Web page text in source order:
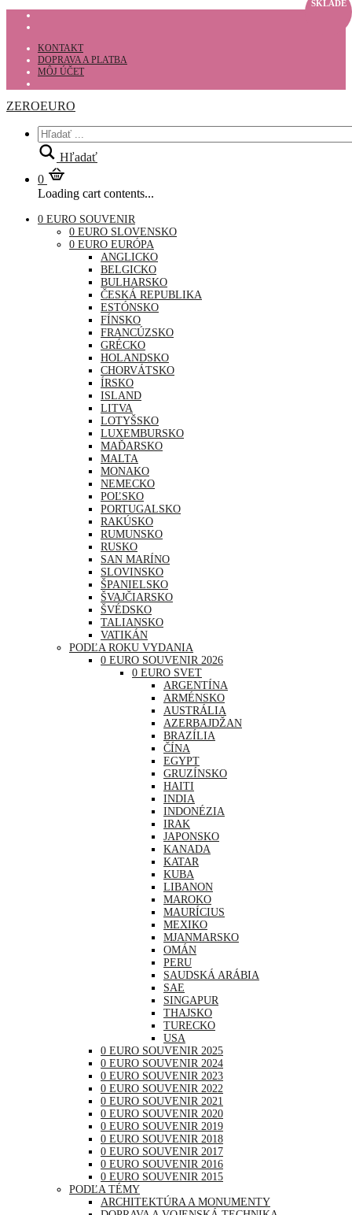
KONTAKT
DOPRAVA A PLATBA
MÔJ ÚČET
ZEROEURO
Hľadať
0
Loading cart contents...
0 EURO SOUVENIR
0 EURO SLOVENSKO
0 EURO EURÓPA
ANGLICKO
BELGICKO
BULHARSKO
ČESKÁ REPUBLIKA
ESTÓNSKO
FÍNSKO
FRANCÚZSKO
GRÉCKO
HOLANDSKO
CHORVÁTSKO
ÍRSKO
ISLAND
LITVA
LOTYŠSKO
LUXEMBURSKO
MAĎARSKO
MALTA
MONAKO
NEMECKO
POĽSKO
PORTUGALSKO
RAKÚSKO
RUMUNSKO
RUSKO
SAN MARÍNO
SLOVINSKO
ŠPANIELSKO
ŠVAJČIARSKO
ŠVÉDSKO
TALIANSKO
VATIKÁN
PODĽA ROKU VYDANIA
0 EURO SOUVENIR 2026
0 EURO SVET
ARGENTÍNA
ARMÉNSKO
AUSTRÁLIA
AZERBAJDŽAN
BRAZÍLIA
ČÍNA
EGYPT
GRUZÍNSKO
HAITI
INDIA
INDONÉZIA
IRAK
JAPONSKO
KANADA
KATAR
KUBA
LIBANON
MAROKO
MAURÍCIUS
MEXIKO
MJANMARSKO
OMÁN
PERU
SAUDSKÁ ARÁBIA
SAE
SINGAPUR
THAJSKO
TURECKO
USA
0 EURO SOUVENIR 2025
0 EURO SOUVENIR 2024
0 EURO SOUVENIR 2023
0 EURO SOUVENIR 2022
0 EURO SOUVENIR 2021
0 EURO SOUVENIR 2020
0 EURO SOUVENIR 2019
0 EURO SOUVENIR 2018
0 EURO SOUVENIR 2017
0 EURO SOUVENIR 2016
0 EURO SOUVENIR 2015
PODĽA TÉMY
ARCHITEKTÚRA A MONUMENTY
SKLADE